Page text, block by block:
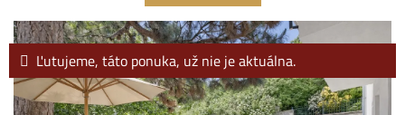
Ľutujeme, táto ponuka, už nie je aktuálna.